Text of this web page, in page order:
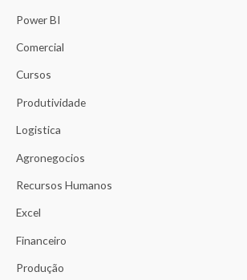
Power BI
Comercial
Cursos
Produtividade
Logistica
Agronegocios
Recursos Humanos
Excel
Financeiro
Produção